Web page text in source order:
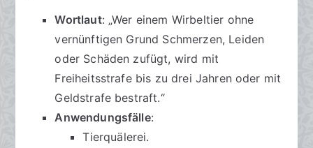
Wortlaut: „Wer einem Wirbeltier ohne
vernünftigen Grund Schmerzen, Leiden
oder Schäden zufügt, wird mit
Freiheitsstrafe bis zu drei Jahren oder mit
Geldstrafe bestraft.“
Anwendungsfälle:
Tierquälerei.